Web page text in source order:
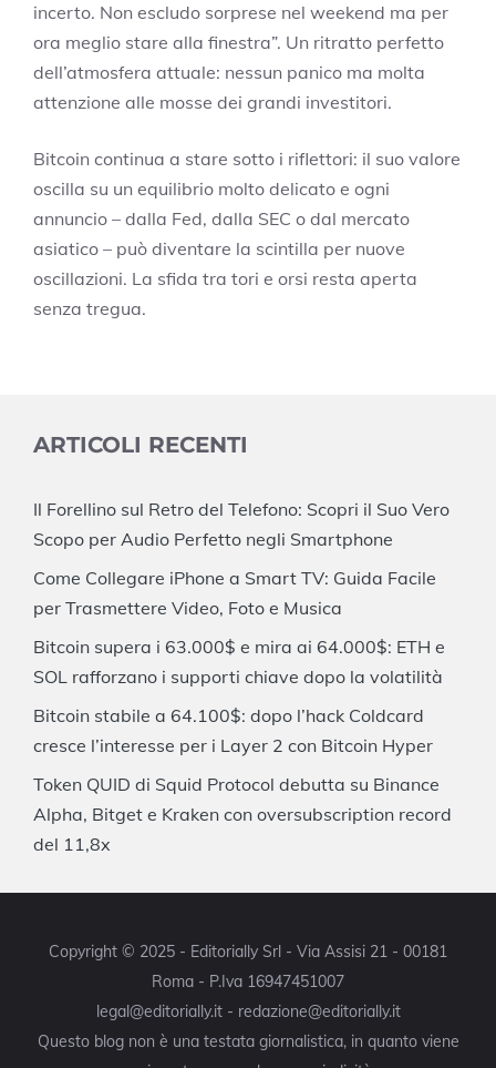
incerto. Non escludo sorprese nel weekend ma per
ora meglio stare alla finestra”. Un ritratto perfetto
dell’atmosfera attuale: nessun panico ma molta
attenzione alle mosse dei grandi investitori.
Bitcoin continua a stare sotto i riflettori: il suo valore
oscilla su un equilibrio molto delicato e ogni
annuncio – dalla Fed, dalla SEC o dal mercato
asiatico – può diventare la scintilla per nuove
oscillazioni. La sfida tra tori e orsi resta aperta
senza tregua.
ARTICOLI RECENTI
Il Forellino sul Retro del Telefono: Scopri il Suo Vero
Scopo per Audio Perfetto negli Smartphone
Come Collegare iPhone a Smart TV: Guida Facile
per Trasmettere Video, Foto e Musica
Bitcoin supera i 63.000$ e mira ai 64.000$: ETH e
SOL rafforzano i supporti chiave dopo la volatilità
Bitcoin stabile a 64.100$: dopo l’hack Coldcard
cresce l’interesse per i Layer 2 con Bitcoin Hyper
Token QUID di Squid Protocol debutta su Binance
Alpha, Bitget e Kraken con oversubscription record
del 11,8x
Copyright © 2025 - Editorially Srl - Via Assisi 21 - 00181
Roma - P.Iva 16947451007
legal@editorially.it - redazione@editorially.it
Questo blog non è una testata giornalistica, in quanto viene